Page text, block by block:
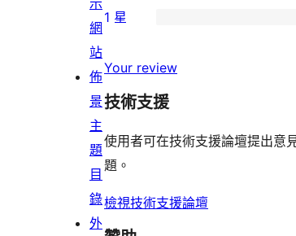
使
者
論
星
用
者
論
3
使
用
評
論
個
星
使
者
評
論
1
星
用
者
評
1 星
Your review
技術支援
使用者可在技術支援論壇提出意
題。
檢視技術支援論壇
示
網
站
佈
景
主
題
目
錄
外